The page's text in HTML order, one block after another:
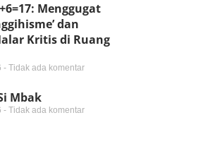
Menggugat
dan
Kritis di Ruang
Tidak ada komentar
Mbak
Tidak ada komentar